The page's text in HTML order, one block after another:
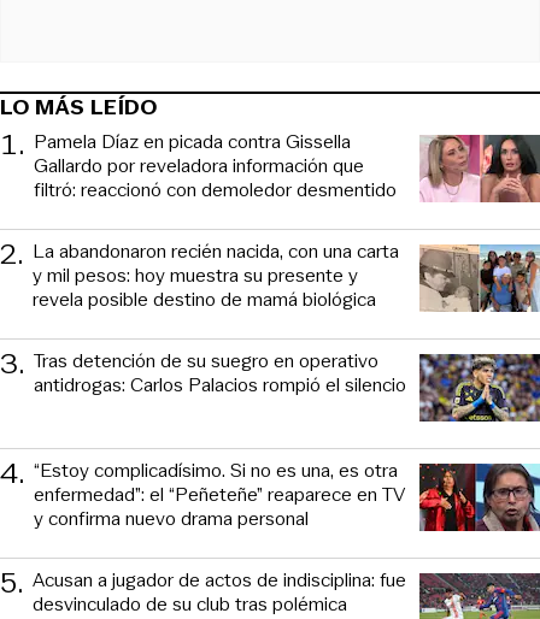
LO MÁS LEÍDO
1. Pamela Díaz en picada contra Gissella
Gallardo por reveladora información que
filtró: reaccionó con demoledor desmentido
2. La abandonaron recién nacida, con una carta
y mil pesos: hoy muestra su presente y
revela posible destino de mamá biológica
3. Tras detención de su suegro en operativo
antidrogas: Carlos Palacios rompió el silencio
4. “Estoy complicadísimo. Si no es una, es otra
enfermedad”: el “Peñeteñe” reaparece en TV
y confirma nuevo drama personal
5. Acusan a jugador de actos de indisciplina: fue
desvinculado de su club tras polémica